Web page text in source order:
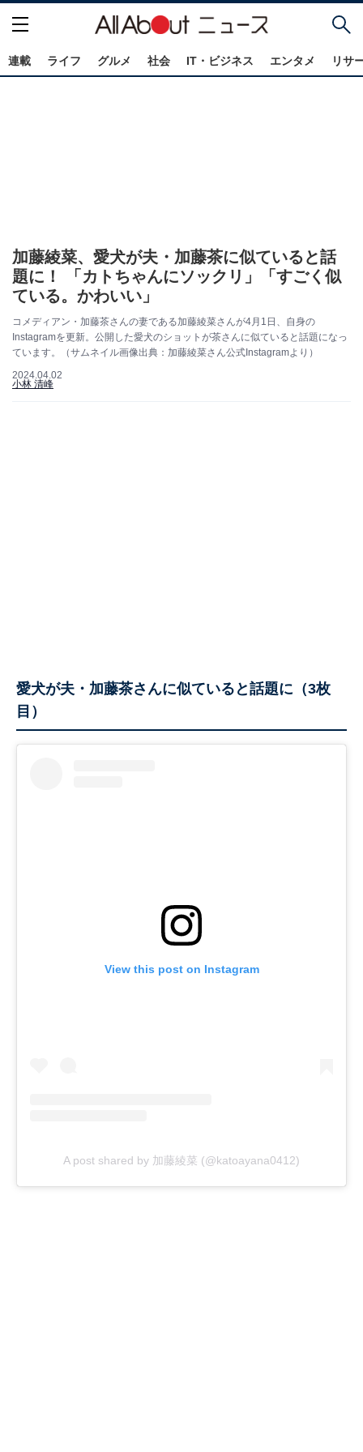
連載 ライフ グルメ 社会 IT・ビジネス エンタメ リサ
加藤綾菜、愛犬が夫・加藤茶に似ていると話
題に！ 「カトちゃんにソックリ」「すごく似
ている。かわいい」
コメディアン・加藤茶さんの妻である加藤綾菜さんが4月1日、自身の
Instagramを更新。公開した愛犬のショットが茶さんに似ていると話題になっ
ています。（サムネイル画像出典：加藤綾菜さん公式Instagramより）
2024.04.02
小林 清峰
愛犬が夫・加藤茶さんに似ていると話題に（3枚
目）
View this post on Instagram
A post shared by 加藤綾菜 (@katoayana0412)